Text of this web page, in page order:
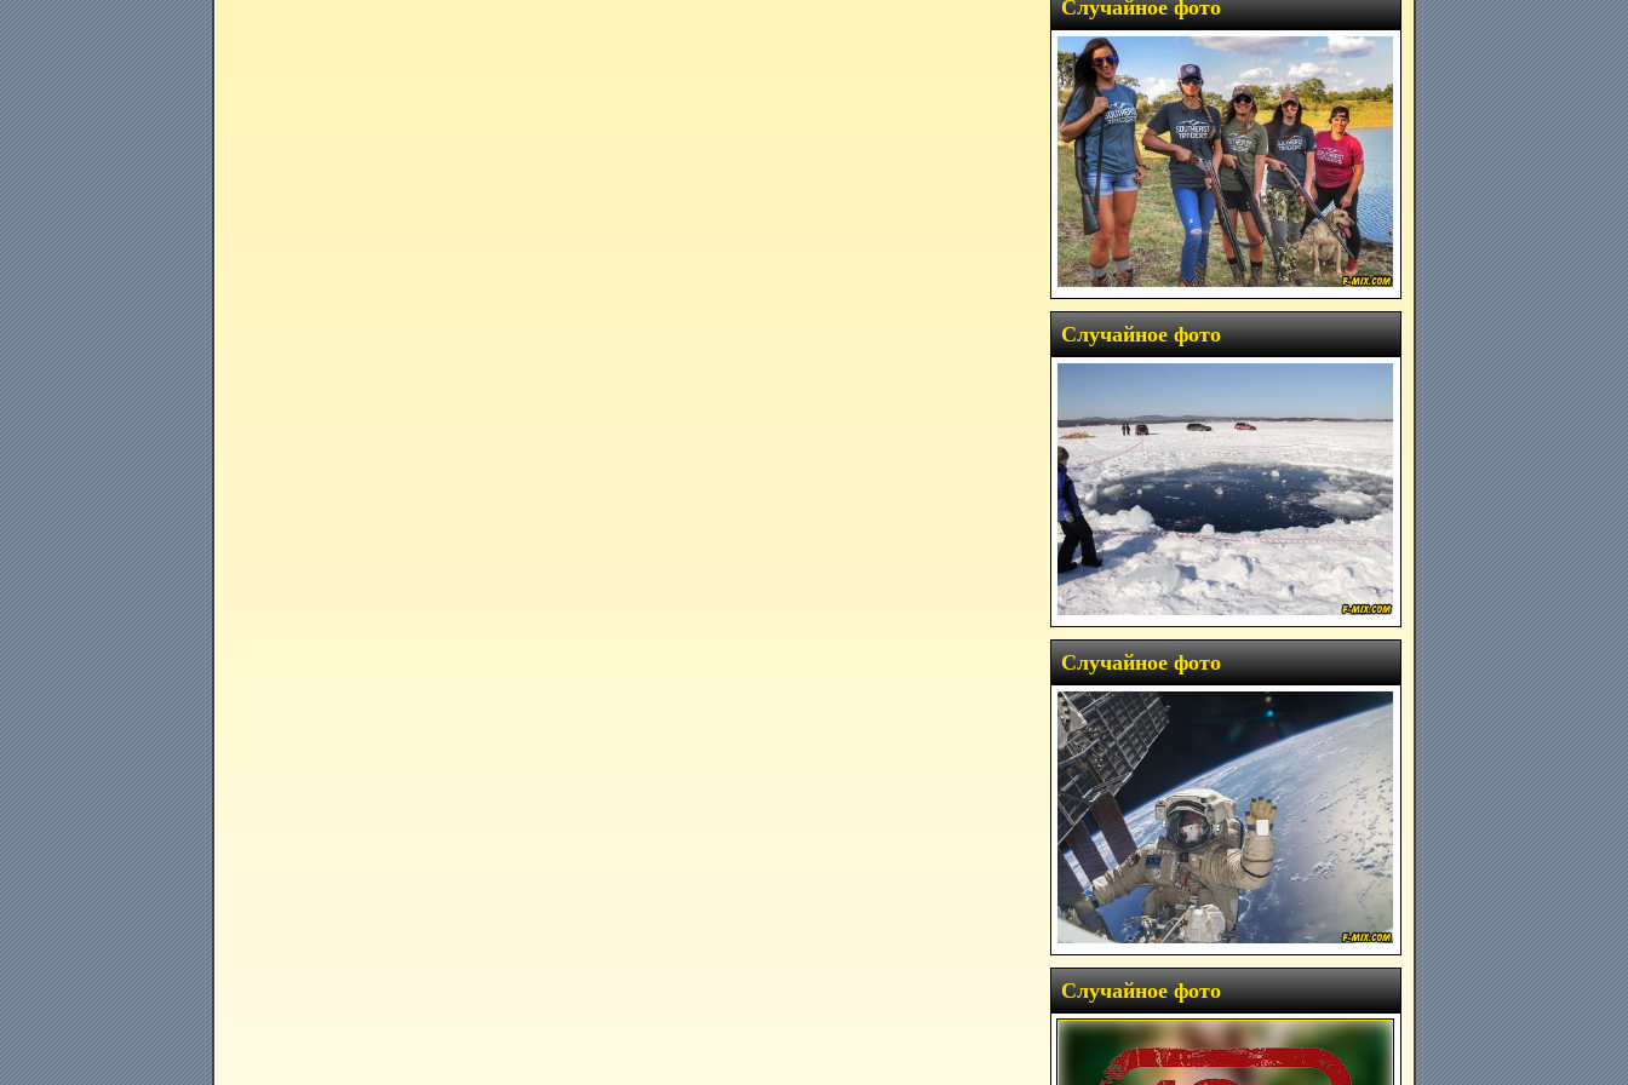
Случайное фото
Случайное фото
Случайное фото
Случайное фото